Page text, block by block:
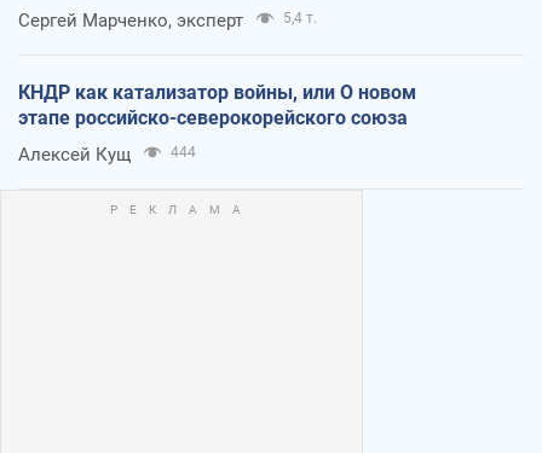
Сергей Марченко, эксперт 5,4 т.
КНДР как катализатор войны, или О новом
этапе российско-северокорейского союза
Алексей Кущ 444